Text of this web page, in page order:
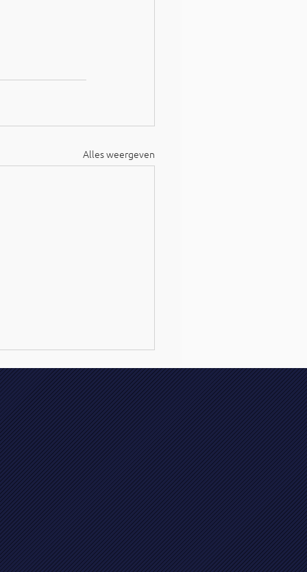
Alles weergeven
Vajèn le Jeune
Brabants
🥈《